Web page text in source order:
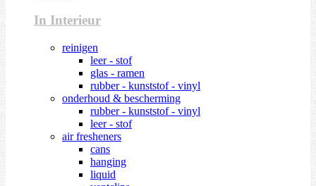
In Interieur
reinigen
leer - stof
glas - ramen
rubber - kunststof - vinyl
onderhoud & bescherming
rubber - kunststof - vinyl
leer - stof
air fresheners
cans
hanging
liquid